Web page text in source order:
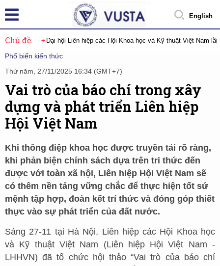
English
Chủ đề: Đại hội Liên hiệp các Hội Khoa học và Kỹ thuật Việt Nam
Phổ biến kiến thức
Thứ năm, 27/11/2025 16:34 (GMT+7)
Vai trò của báo chí trong xây
dựng và phát triển Liên hiệp
Hội Việt Nam
Khi thông điệp khoa học được truyền tải rõ ràng,
khi phản biện chính sách dựa trên tri thức đến
được với toàn xã hội, Liên hiệp Hội Việt Nam sẽ
có thêm nền tảng vững chắc để thực hiện tốt sứ
mệnh tập hợp, đoàn kết trí thức và đóng góp thiết
thực vào sự phát triển của đất nước.
Sáng 27-11 tại Hà Nội, Liên hiệp các Hội Khoa học
và Kỹ thuật Việt Nam (Liên hiệp Hội Việt Nam -
LHHVN) đã tổ chức hội thảo “Vai trò của báo chí